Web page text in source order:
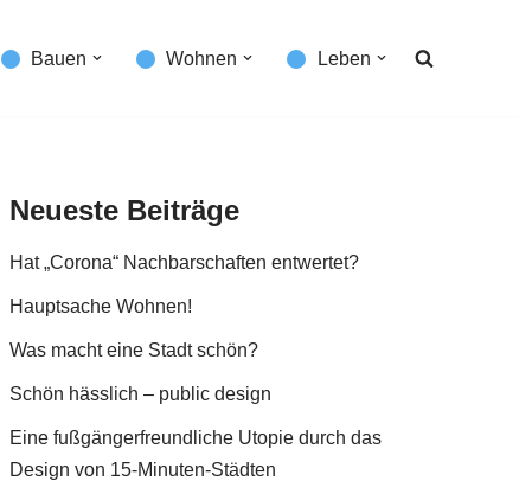
Bauen Wohnen Leben
Neueste Beiträge
Hat „Corona“ Nachbarschaften entwertet?
Hauptsache Wohnen!
Was macht eine Stadt schön?
Schön hässlich – public design
Eine fußgängerfreundliche Utopie durch das
Design von 15-Minuten-Städten